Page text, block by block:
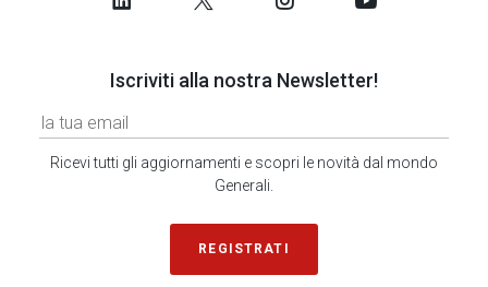
Iscriviti alla nostra Newsletter!
Ricevi tutti gli aggiornamenti e scopri le novità dal mondo
Generali.
REGISTRATI